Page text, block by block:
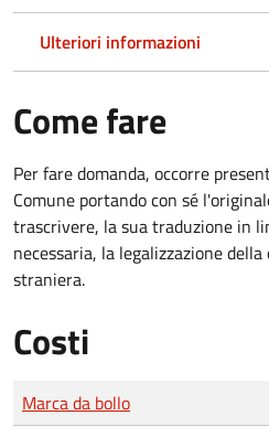
Ulteriori informazioni
Come fare
Per fare domanda, occorre
Comune portando con sé
trascrivere, la sua traduzione in
necessaria, la legalizzazione
straniera.
Costi
Tipo di pagamento
Importo
Marca da bollo